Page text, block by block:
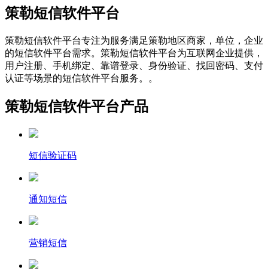
策勒短信软件平台
策勒短信软件平台专注为服务满足策勒地区商家，单位，企业
的短信软件平台需求。策勒短信软件平台为互联网企业提供，
用户注册、手机绑定、靠谱登录、身份验证、找回密码、支付
认证等场景的短信软件平台服务。。
策勒短信软件平台产品
短信验证码
通知短信
营销短信